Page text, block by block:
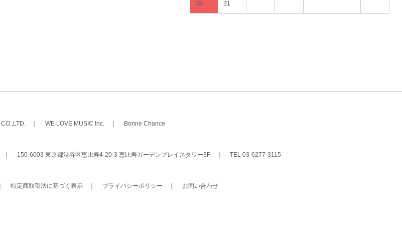
30 31
｜ WE LOVE MUSIC Inc. ｜ Bonne Chance
｜ 150-6003 東京都渋谷区恵比寿4-20-3 恵比寿ガーデンプレイスタワー3F｜ TEL 03-6277-3115
特定商取引法に基づく表示 ｜ プライバシーポリシー ｜ お問い合わせ